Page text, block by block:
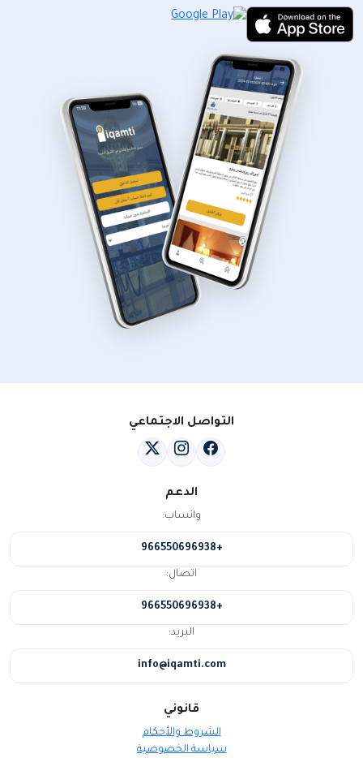
الجمعة,
التواصل الاجتماعي
الدعم
واتساب:
+966550696938
اتصال:
+966550696938
البريد:
info@iqamti.com
قانوني
الشروط والأحكام
سياسة الخصوصية